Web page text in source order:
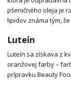
pšeničného oleja je
lipidov známa tým,
Luteín
Luteín sa získava z
oranžovej farby –
prípravku Beauty